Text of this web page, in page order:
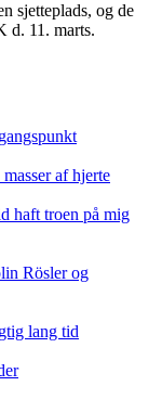
sjetteplads, og de
d. 11. marts.
af hjerte
haft troen på mig
Rösler og
lang tid